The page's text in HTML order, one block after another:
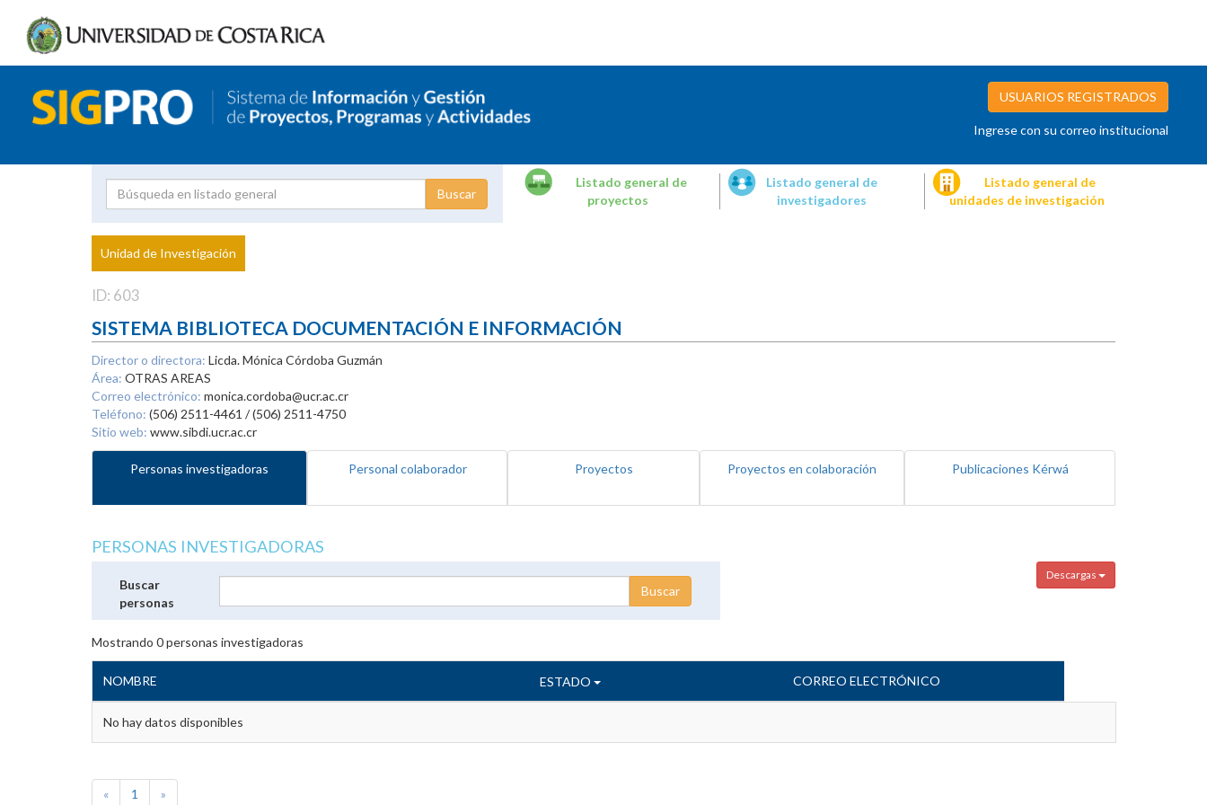
USUARIOS REGISTRADOS
Ingrese con su correo institucional
Proyecto
Investigador
Listado general de
proyectos
Listado general de
investigadores
Listado general de
unidades de investigación
Unidad de Investigación
ID: 603
SISTEMA BIBLIOTECA DOCUMENTACIÓN E INFORMACIÓN
Director o directora: Licda. Mónica Córdoba Guzmán
Área: OTRAS AREAS
Correo electrónico: monica.cordoba@ucr.ac.cr
Teléfono: (506) 2511-4461 / (506) 2511-4750
Sitio web: www.sibdi.ucr.ac.cr
Personas investigadoras Personal colaborador Proyectos Proyectos en colaboración Publicaciones Kérwá
PERSONAS INVESTIGADORAS
Descargas
Buscar
personas
Mostrando 0personas investigadoras
NOMBRE ESTADO CORREO ELECTRÓNICO
No hay datos disponibles
« 1 »